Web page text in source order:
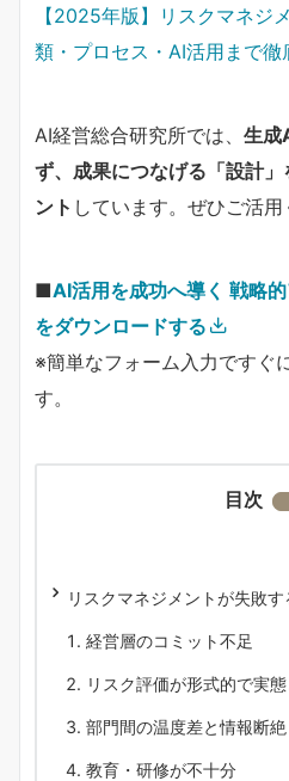
【2025年版】リスクマネジ
類・プロセス・AI活用まで徹
AI経営総合研究所では、 生成
ず、成果につなげる「設計
ント しています。ぜひご活用
■AI活用を成功へ導く 戦略
をダウンロードする
※簡単なフォーム入力ですぐ
す。
目次
リスクマネジメントが失敗
経営層のコミット不足
リスク評価が形式的で実
部門間の温度差と情報断絶
教育・研修が不十分